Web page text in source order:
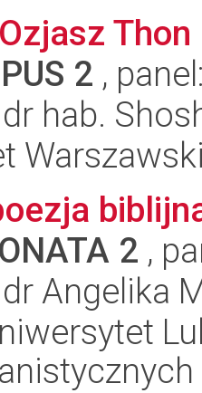
2 ,
hab.
2 ,
Angelika